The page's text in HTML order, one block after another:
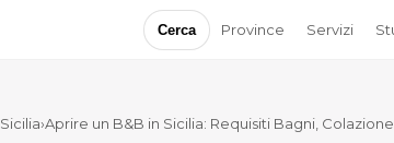
Cerca Province Servizi
Sicilia›Aprire un B&B in Sicilia: Requisiti Bagni,